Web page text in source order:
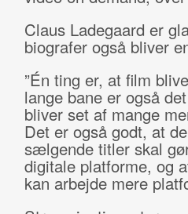
Claus Ladegaard er
biografer også bliver
”Én ting er, at film
lange bane er også
bliver set af mange
Det er også godt, at
sælgende titler skal
digitale platforme, og
kan arbejde mere